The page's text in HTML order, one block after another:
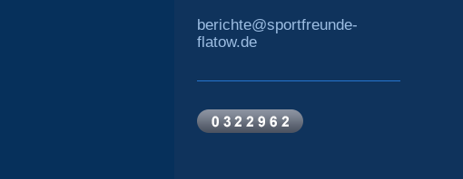
berichte@sportfreunde-
flatow.de